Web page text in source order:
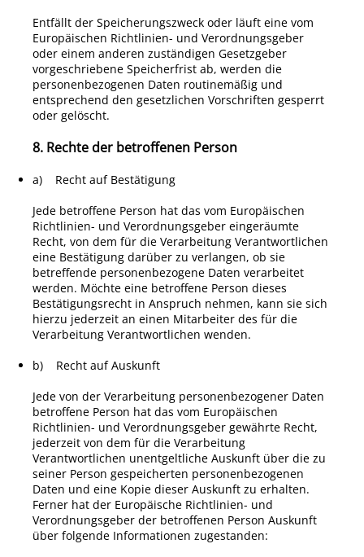
Entfällt der Speicherungszweck oder läuft eine vom
Europäischen Richtlinien- und Verordnungsgeber
oder einem anderen zuständigen Gesetzgeber
vorgeschriebene Speicherfrist ab, werden die
personenbezogenen Daten routinemäßig und
entsprechend den gesetzlichen Vorschriften gesperrt
oder gelöscht.
8. Rechte der betroffenen Person
a) Recht auf Bestätigung
Jede betroffene Person hat das vom Europäischen
Richtlinien- und Verordnungsgeber eingeräumte
Recht, von dem für die Verarbeitung Verantwortlichen
eine Bestätigung darüber zu verlangen, ob sie
betreffende personenbezogene Daten verarbeitet
werden. Möchte eine betroffene Person dieses
Bestätigungsrecht in Anspruch nehmen, kann sie sich
hierzu jederzeit an einen Mitarbeiter des für die
Verarbeitung Verantwortlichen wenden.
b) Recht auf Auskunft
Jede von der Verarbeitung personenbezogener Daten
betroffene Person hat das vom Europäischen
Richtlinien- und Verordnungsgeber gewährte Recht,
jederzeit von dem für die Verarbeitung
Verantwortlichen unentgeltliche Auskunft über die zu
seiner Person gespeicherten personenbezogenen
Daten und eine Kopie dieser Auskunft zu erhalten.
Ferner hat der Europäische Richtlinien- und
Verordnungsgeber der betroffenen Person Auskunft
über folgende Informationen zugestanden: